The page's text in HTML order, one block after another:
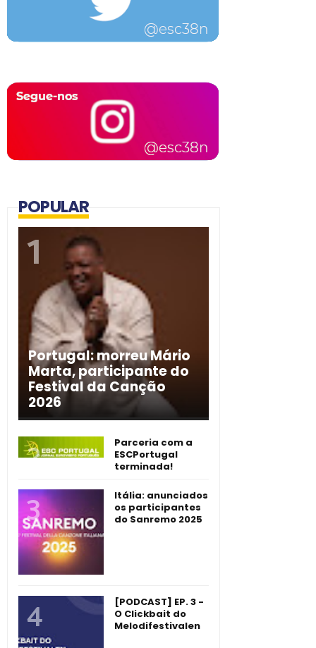
POPULAR
Portugal: morreu Mário
Marta, participante do
Festival da Canção
2026
Parceria com a
ESCPortugal
terminada!
Itália: anunciados
os participantes
do Sanremo 2025
[PODCAST] EP. 3 -
O Clickbait do
Melodifestivalen